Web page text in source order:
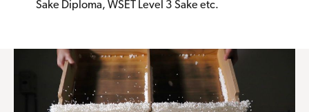
Sake Diploma, WSET Level 3 Sake etc.